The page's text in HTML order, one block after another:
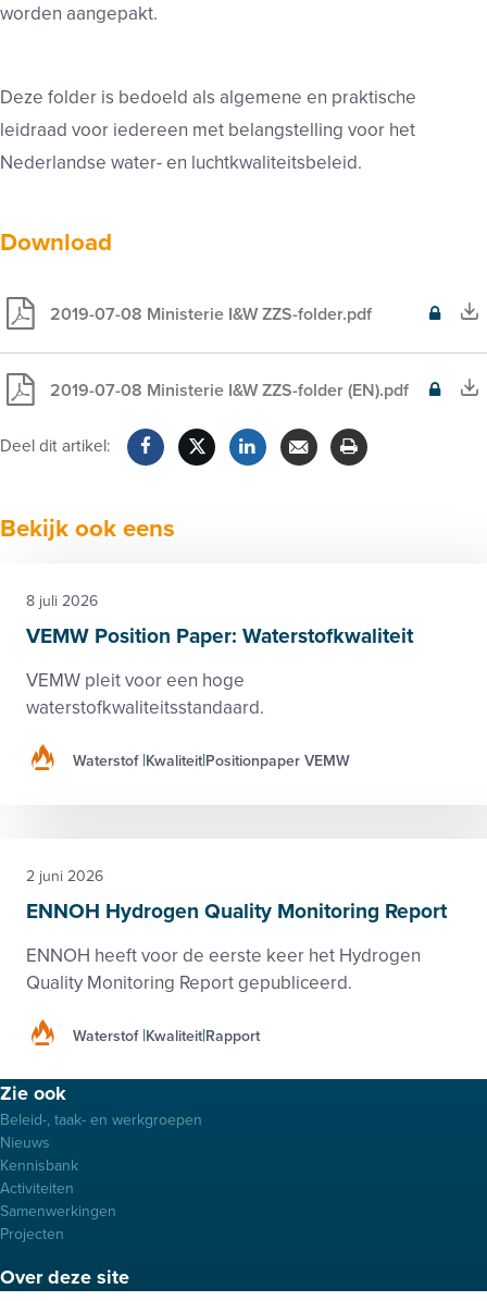
worden aangepakt.
Deze folder is bedoeld als algemene en praktische
leidraad voor iedereen met belangstelling voor het
Nederlandse water- en luchtkwaliteitsbeleid.
Download
2019-07-08 Ministerie I&W ZZS-folder.pdf
Exclusief
voor
leden
2019-07-08 Ministerie I&W ZZS-folder (EN).pdf
Exclusief
leden
Deel dit artikel:
Bekijk ook eens
VEMW Position Paper: Waterstofkwaliteit
VEMW pleit voor een hoge
waterstofkwaliteitsstandaard.
8 juli 2026
Waterstof Kwaliteit Positionpaper VEMW
ENNOH Hydrogen Quality Monitoring Report
ENNOH heeft voor de eerste keer het Hydrogen
Quality Monitoring Report gepubliceerd.
2 juni 2026
Waterstof Kwaliteit Rapport
Footer
menu
Zie ook
Beleid-, taak- en werkgroepen
Nieuws
Kennisbank
Activiteiten
Samenwerkingen
Projecten
Over deze site